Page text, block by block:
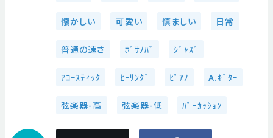
懐かしい 可愛い 慎ましい 日常
普通の速さ ﾎﾞｻﾉﾊﾞ ｼﾞｬｽﾞ
ｱｺｰｽﾃｨｯｸ ﾋｰﾘﾝｸﾞ ﾋﾟｱﾉ A.ｷﾞﾀｰ
弦楽器-高 弦楽器-低 ﾊﾟｰｶｯｼｮﾝ